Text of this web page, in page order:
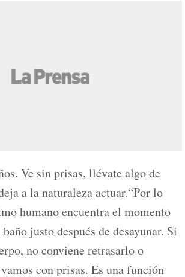
Ve sin prisas, llévate algo de
a la naturaleza actuar.“Por lo
humano encuentra el momento
justo después de desayunar. Si
no conviene retrasarlo o
con prisas. Es una función